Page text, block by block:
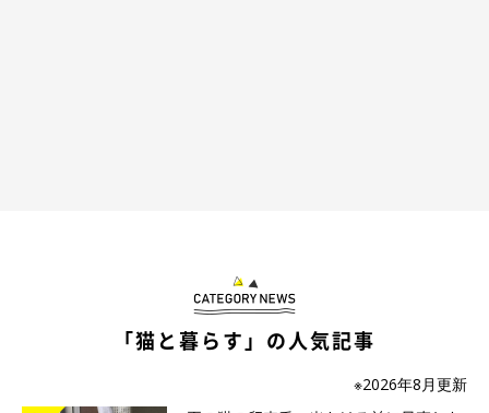
高い声で鳴くのは、子猫が母猫にするような甘え気分。「甘えた
愛猫が高い声で鳴きながらすり寄ってきたときに、飼い主さんが
「猫と暮らす」の人気記事
※2026年8月更新